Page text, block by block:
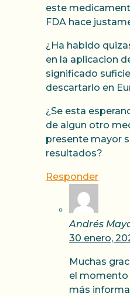
este
FDA hace
¿Ha habido
en la aplicacion
significado
descartarlo en
¿Se esta
de algun otro
presente mayor
resultados?
Responder
Andrés
30 enero,
Muchas
el
más